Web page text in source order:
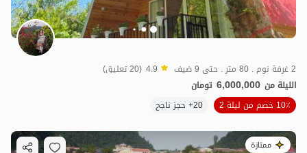
2 غرفة نوم . 80 متر . حتى 9 ضيف 4.9 (20 تعليق)
الليلة من 6,000,000 تومان
10٪ خصم من ليلة 2
20+ حجز ناجح
ممتازة